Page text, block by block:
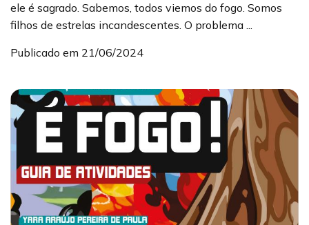
ele é sagrado. Sabemos, todos viemos do fogo. Somos
filhos de estrelas incandescentes. O problema ...
Publicado em 21/06/2024